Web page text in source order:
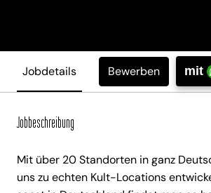
Jobdetails Bewerben mit
Jobbeschreibung
Mit über 20 Standorten in ganz
uns zu echten Kult-Locations